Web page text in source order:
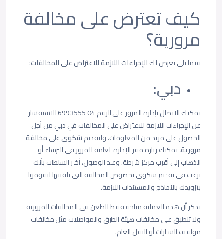
كيف تعترض على مخالفة
مرورية؟
فيما يلي نعرض لكالإجراءات اللازمة للاعتراض على المخالفات:
دبي:
يمكنك الاتصال بإدارة المرور على الرقم 04 6993555 للاستفسار
عن الإجراءات اللازمةللاعتراض على المخالفات في دبي من أجل
الحصول على مزيد من المعلومات. ولتقديمشكوى على مخالفة
مرورية، يمكنك زيارة مقر الإدارة العامة للمرور في البرشاء أو
الذهاب إلى أقرب مركز شرطة. وعند الوصول، أخبر السلطات بأنك
ترغب في تقديم شكوى بخصوص المخالفة التي تلقيتها ليقوموا
بتزويدك بالنماذج والمستندات اللازمة.
تذكر أن هذه العملية متاحة فقط للطعن في المخالفات المرورية
ولا تنطبق على مخالفات هيئة الطرق والمواصلات مثل مخالفات
مواقف السيارات أو النقل العام.